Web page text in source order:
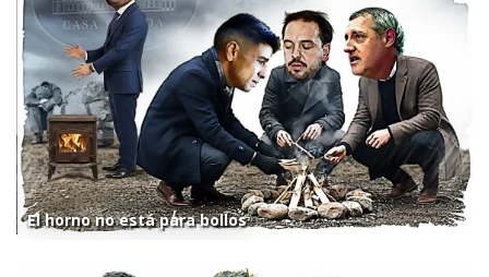
El horno no está para bollos